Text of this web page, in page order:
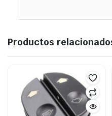
Productos